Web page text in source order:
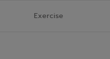
Exercise